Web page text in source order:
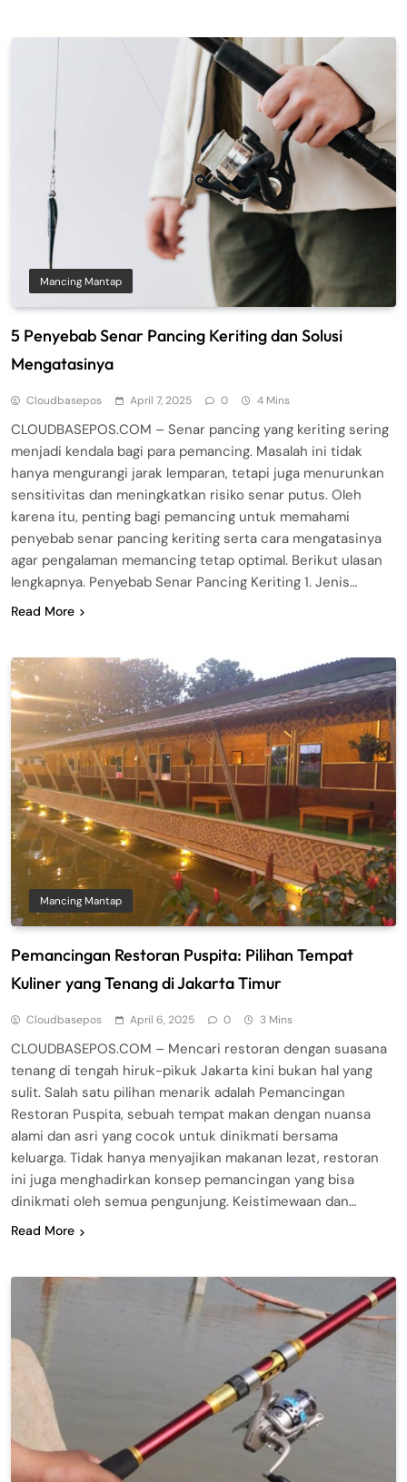
Mancing Mantap
5 Penyebab Senar Pancing Keriting dan Solusi
Mengatasinya
Cloudbasepos April 7, 2025 0 4 Mins
CLOUDBASEPOS.COM – Senar pancing yang keriting sering
menjadi kendala bagi para pemancing. Masalah ini tidak
hanya mengurangi jarak lemparan, tetapi juga menurunkan
sensitivitas dan meningkatkan risiko senar putus. Oleh
karena itu, penting bagi pemancing untuk memahami
penyebab senar pancing keriting serta cara mengatasinya
agar pengalaman memancing tetap optimal. Berikut ulasan
lengkapnya. Penyebab Senar Pancing Keriting 1. Jenis…
Read More
Mancing Mantap
Pemancingan Restoran Puspita: Pilihan Tempat
Kuliner yang Tenang di Jakarta Timur
Cloudbasepos April 6, 2025 0 3 Mins
CLOUDBASEPOS.COM – Mencari restoran dengan suasana
tenang di tengah hiruk-pikuk Jakarta kini bukan hal yang
sulit. Salah satu pilihan menarik adalah Pemancingan
Restoran Puspita, sebuah tempat makan dengan nuansa
alami dan asri yang cocok untuk dinikmati bersama
keluarga. Tidak hanya menyajikan makanan lezat, restoran
ini juga menghadirkan konsep pemancingan yang bisa
dinikmati oleh semua pengunjung. Keistimewaan dan…
Read More